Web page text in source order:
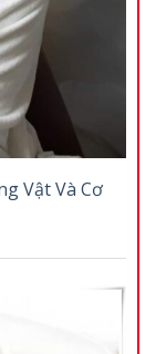
Vật Và Cơ